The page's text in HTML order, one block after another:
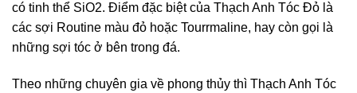
có tinh thể SiO2. Điểm đặc biệt của Thạch Anh Tóc Đỏ là
các sợi Routine màu đỏ hoặc Tourrmaline, hay còn gọi là
những sợi tóc ở bên trong đá.
Theo những chuyên gia về phong thủy thì Thạch Anh Tóc